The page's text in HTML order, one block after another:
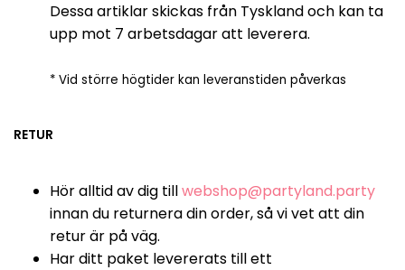
Dessa artiklar skickas från Tyskland och kan ta
upp mot 7 arbetsdagar att leverera.
* Vid större högtider kan leveranstiden påverkas
RETUR
Hör alltid av dig tillwebshop@partyland.party
innan du returnera din order, så vi vet att din
retur är på väg.
Har ditt paket levererats till ett